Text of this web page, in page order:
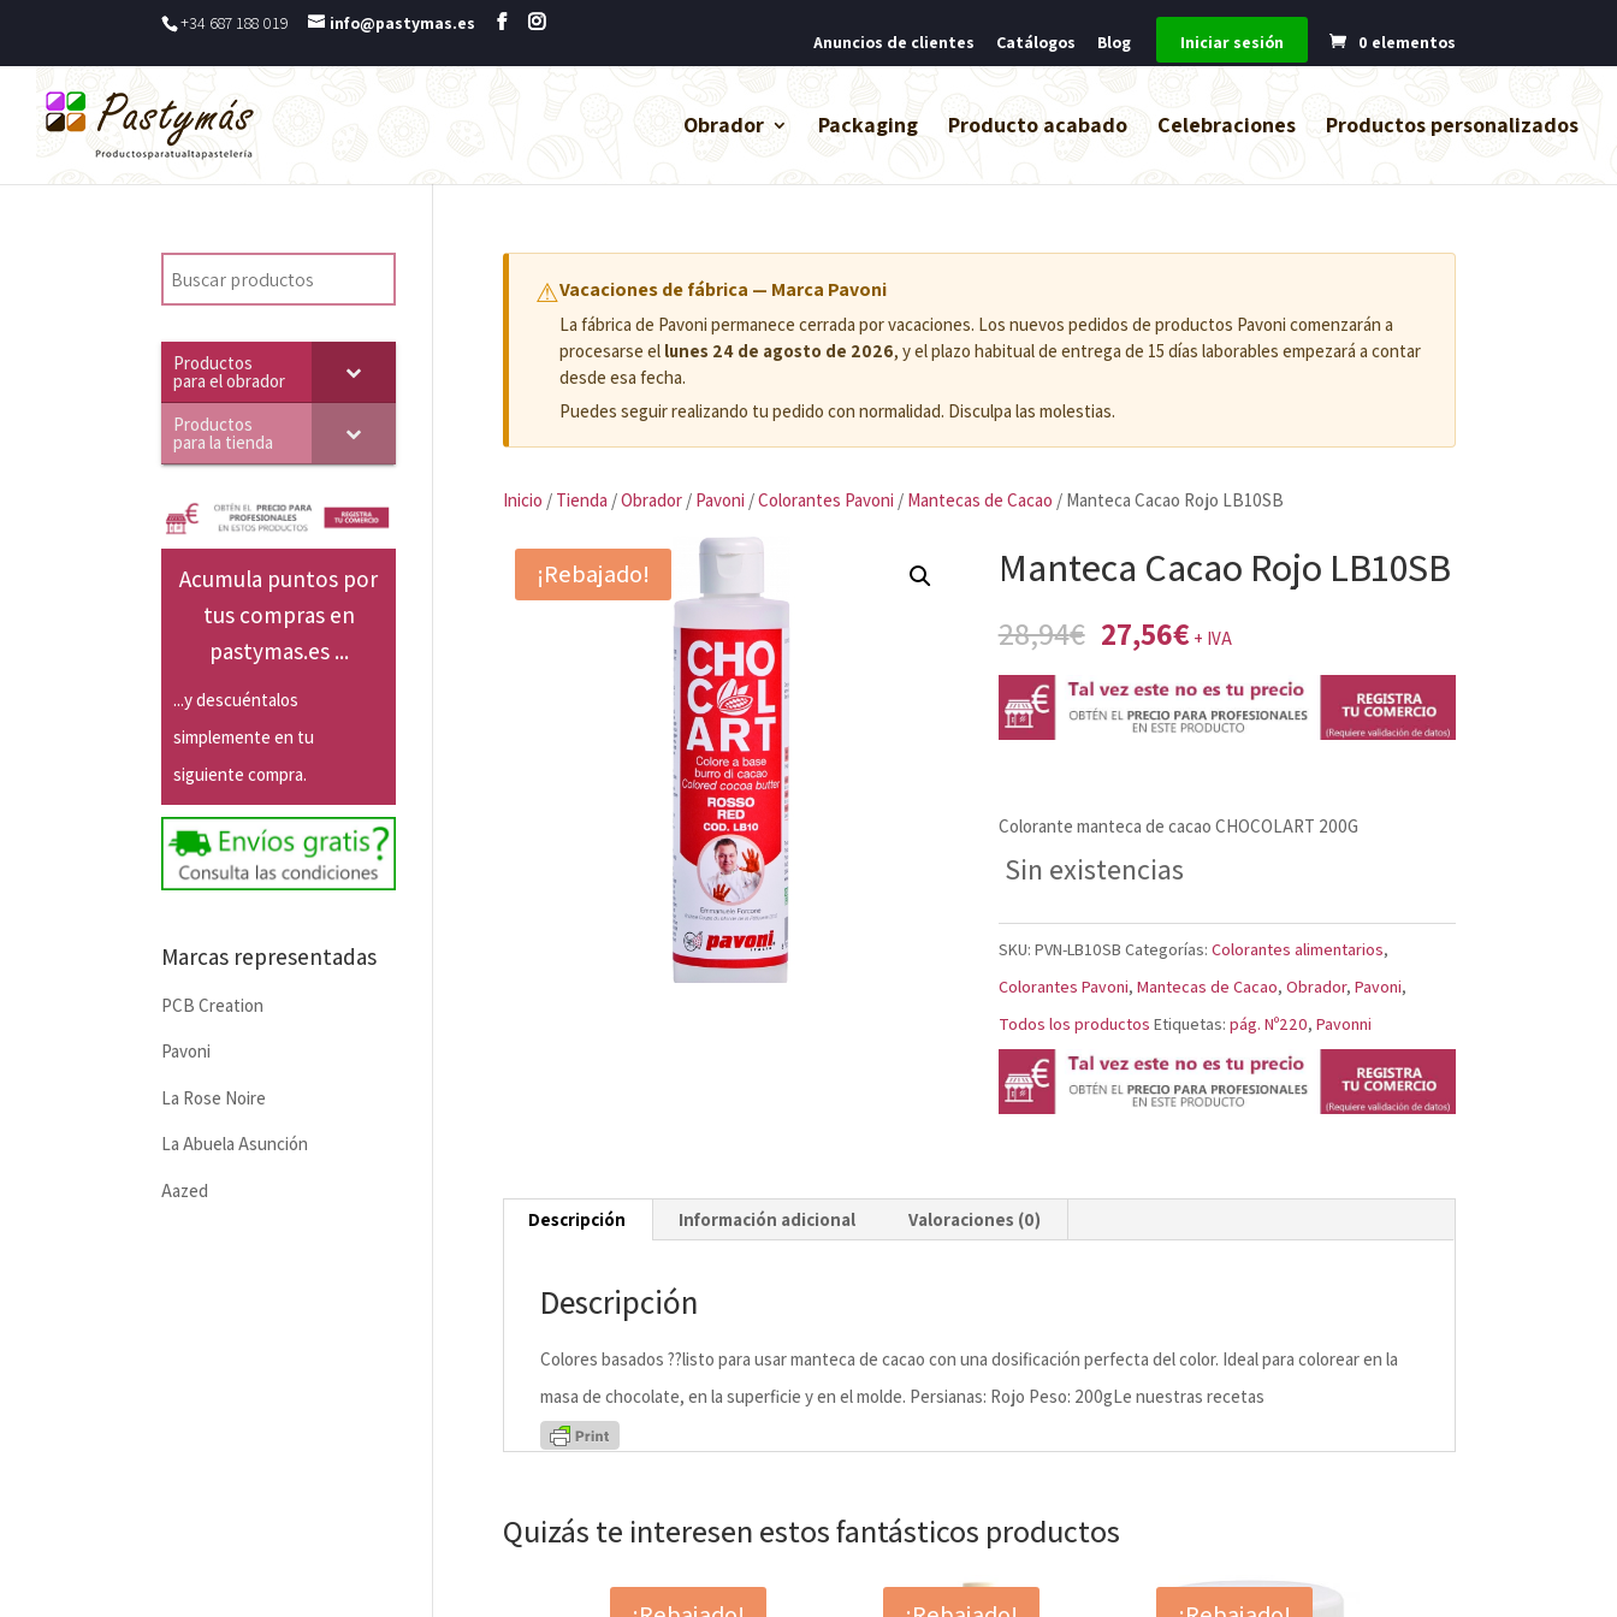
+34 687 188 019
info@pastymas.es
Anuncios de clientes
Catálogos Blog Iniciar sesión 0 elementos
Obrador Packaging Producto acabado Celebraciones Productos personalizados
⚠Vacaciones de fábrica — Marca Pavoni
La fábrica de Pavoni permanece cerrada por vacaciones. Los nuevos pedidos de productos Pavoni comenzarán a
procesarse el lunes 24 de agosto de 2026, y el plazo habitual de entrega de 15 días laborables empezará a contar
desde esa fecha.
Puedes seguir realizando tu pedido con normalidad. Disculpa las molestias.
Inicio / Tienda /Obrador/ Pavoni /Colorantes Pavoni / Mantecas de Cacao / Manteca Cacao Rojo LB10SB
¡Rebajado! Manteca Cacao Rojo LB10SB
28,94€ El
original
era:
27,56€El
actual
es:
+ IVA
Colorante manteca de cacao CHOCOLART 200G
Sin existencias
SKU: PVN-LB10SB Categorías: Colorantes alimentarios,
Colorantes Pavoni, Mantecas de Cacao, Obrador, Pavoni,
Todos los productos Etiquetas: pág. Nº220, Pavonni
Descripción Información adicional Valoraciones (0)
Descripción
Colores basados ??listo para usar manteca de cacao con una dosificación perfecta del color. Ideal para colorear en la
masa de chocolate, en la superficie y en el molde. Persianas: Rojo Peso: 200gLe nuestras recetas
Quizás te interesen estos fantásticos productos
Productos
para el obrador
Productos
para la tienda
Acumula puntos por
tus compras en
pastymas.es ...
...y descuéntalos
simplemente en tu
siguiente compra.
Marcas representadas
PCB Creation
Pavoni
La Rose Noire
La Abuela Asunción
Aazed